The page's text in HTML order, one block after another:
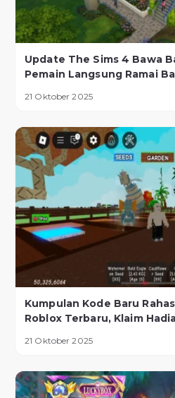
Update The Sims 4 Bawa
Pemain Langsung Ramai
21 Oktober 2025
Kumpulan Kode Baru
Roblox Terbaru, Klaim
21 Oktober 2025